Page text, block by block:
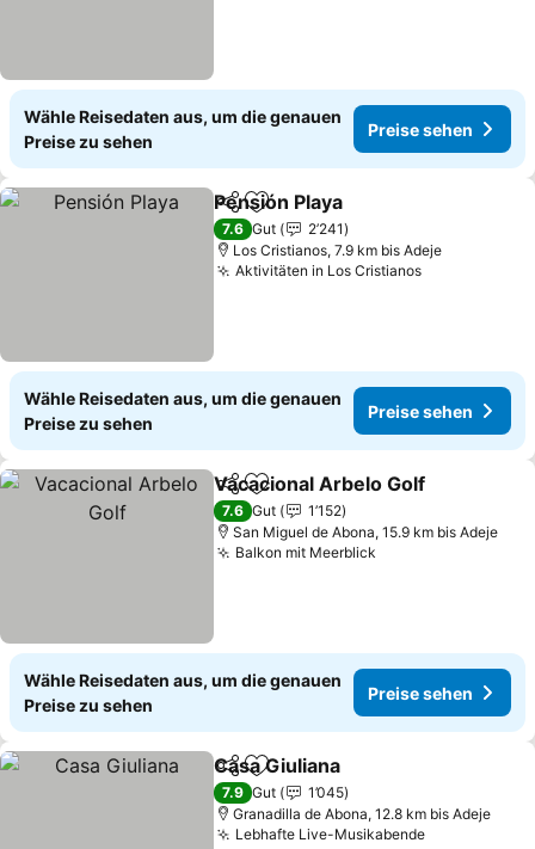
Wähle Reisedaten aus, um die genauen
Preise zu sehen
Preise sehen
TeilenZu Favoriten hinzufügen
Pensión Playa
7.6 Gut
2’241
Los Cristianos, 7.9 km bis Adeje
Aktivitäten in Los Cristianos
Wähle Reisedaten aus, um die genauen
Preise zu sehen
Preise sehen
TeilenZu Favoriten hinzufügen
Vacacional Arbelo Golf
7.6 Gut
1’152
San Miguel de Abona, 15.9 km bis Adeje
Balkon mit Meerblick
Wähle Reisedaten aus, um die genauen
Preise zu sehen
Preise sehen
TeilenZu Favoriten hinzufügen
Casa Giuliana
7.9 Gut
1’045
Granadilla de Abona, 12.8 km bis Adeje
Lebhafte Live-Musikabende